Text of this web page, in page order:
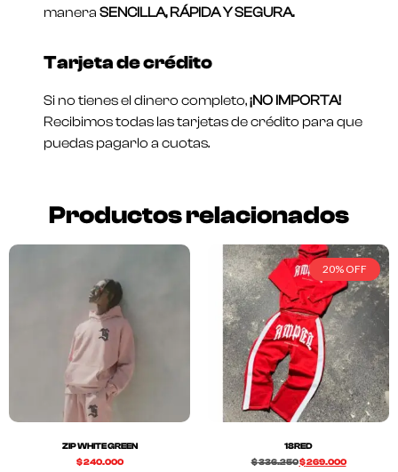
manera SENCILLA, RÁPIDA Y SEGURA.
Tarjeta de crédito
Si no tienes el dinero completo,¡NO IMPORTA!
Recibimos todas las tarjetas de crédito para que
puedas pagarlo a cuotas.
Productos relacionados
ZIP WHITE GREEN
$240.000
20% OFF
18RED
$336.250$269.000